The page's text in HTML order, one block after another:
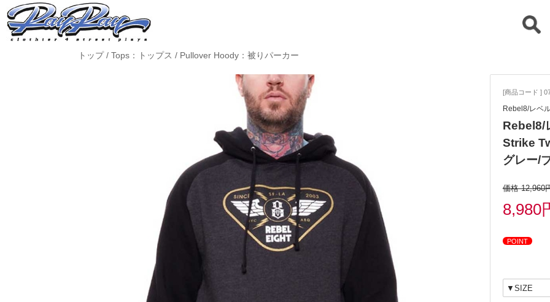
トップ/ Tops：トップス / Pullover Hoody：被りパーカー
[商品コード ]
Rebel8/レベ
Rebel8/
Strike
グレー/
価格 12,960
8,980
POINT